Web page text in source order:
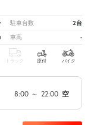
駐車台数 2台
車高 -
トラック 原付 バイク
8:00 ～ 22:00 空